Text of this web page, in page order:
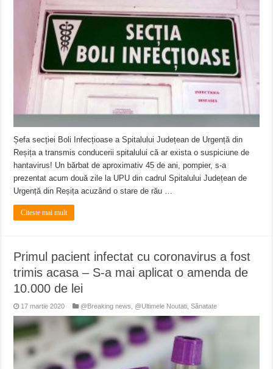
ANUNȚ OPRIRE APĂ în Reșița, cartier Țerova – avarie – 04.08.2026
ANUNȚ OPRIRE APĂ în Reșița – avarie – 03.08.2026 – Calea Caransebeșului
Șefa secției Boli Infecțioase a Spitalului Județean de Urgență din
Reșița a transmis conducerii spitalului că ar exista o suspiciune de
hantavirus! Un bărbat de aproximativ 45 de ani, pompier, s-a
prezentat acum două zile la UPU din cadrul Spitalului Județean de
Urgență din Reșița acuzând o stare de rău …
Citeste mai mult
Primul pacient infectat cu coronavirus a fost
trimis acasa – S-a mai aplicat o amenda de
10.000 de lei
17 martie 2020 @Breaking news @Ultimele Noutati ,Sănatate